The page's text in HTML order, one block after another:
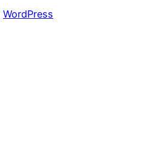
WordPress